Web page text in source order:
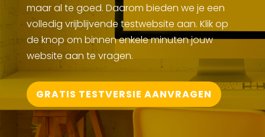
maar al te goed. Daarom bieden we je een
volledig vrijblijvende testwebsite aan. Klik op
de knop om binnen enkele minuten jouw
website aan te vragen.
GRATIS TESTVERSIE AANVRAGEN